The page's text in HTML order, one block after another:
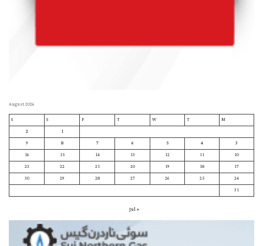
August 2026
M
T
W
T
F
S
S
1
2
3
4
5
6
7
8
9
10
11
12
13
14
15
16
17
18
19
20
21
22
23
24
25
26
27
28
29
30
31
« Jul